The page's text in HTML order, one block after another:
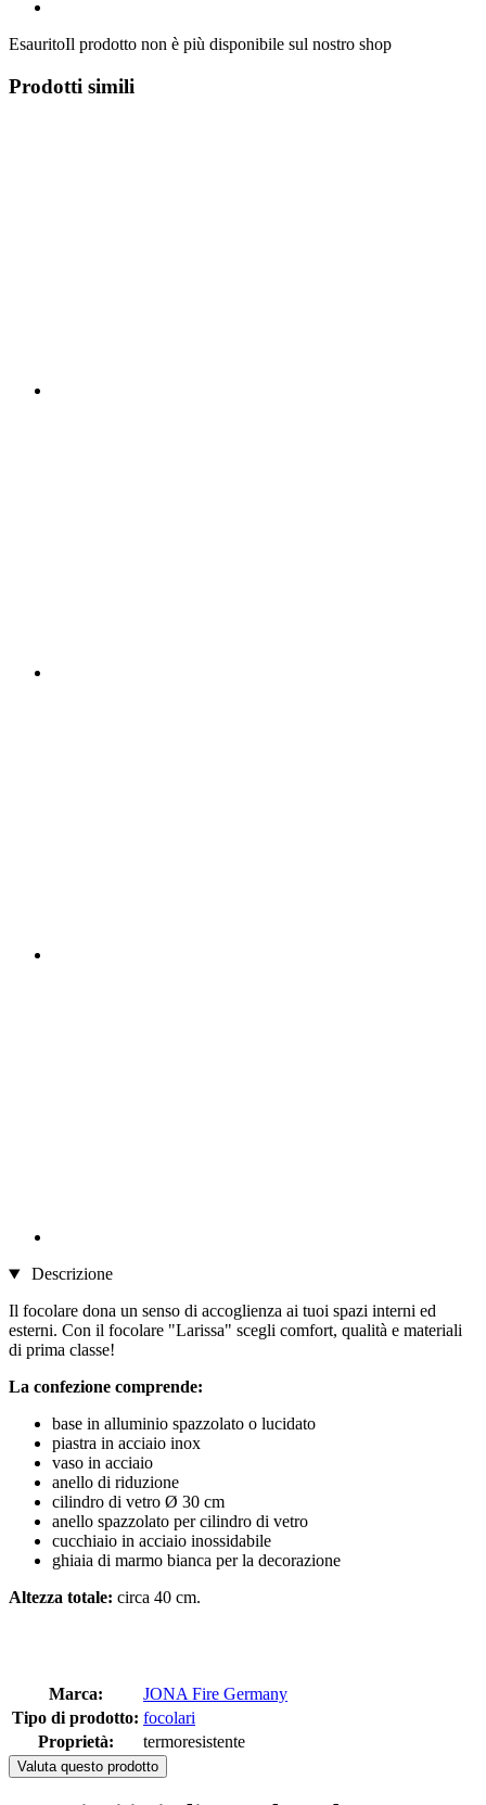
EsauritoIl prodotto non è più disponibile sul nostro shop
Prodotti simili
Descrizione
Il focolare dona un senso di accoglienza ai tuoi spazi interni ed
esterni. Con il focolare "Larissa" scegli comfort, qualità e materiali
di prima classe!
La confezione comprende:
base in alluminio spazzolato o lucidato
piastra in acciaio inox
vaso in acciaio
anello di riduzione
cilindro di vetro Ø 30 cm
anello spazzolato per cilindro di vetro
cucchiaio in acciaio inossidabile
ghiaia di marmo bianca per la decorazione
Altezza totale: circa 40 cm.
Marca:
JONA Fire Germany
Tipo di prodotto: focolari
Proprietà:
termoresistente
Valuta questo prodotto